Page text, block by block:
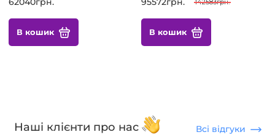
В кошик
142583грн.
В кошик
Наші клієнти про нас Всі відгуки